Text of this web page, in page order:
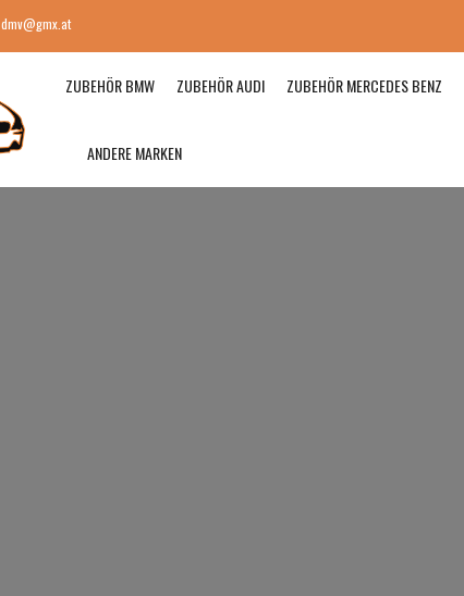
dmv@gmx.at
ZUBEHÖR BMW ZUBEHÖR AUDI ZUBEHÖR MERCEDES BENZ
ANDERE MARKEN